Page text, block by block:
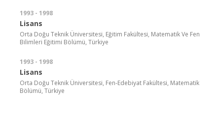
1993 - 1998
Lisans
Orta Doğu Teknik Üniversitesi, Eğitim Fakültesi, Matematik Ve Fen
Bilimleri Eğitimi Bölümü, Türkiye
1993 - 1998
Lisans
Orta Doğu Teknik Üniversitesi, Fen-Edebiyat Fakültesi, Matematik
Bölümü, Türkiye